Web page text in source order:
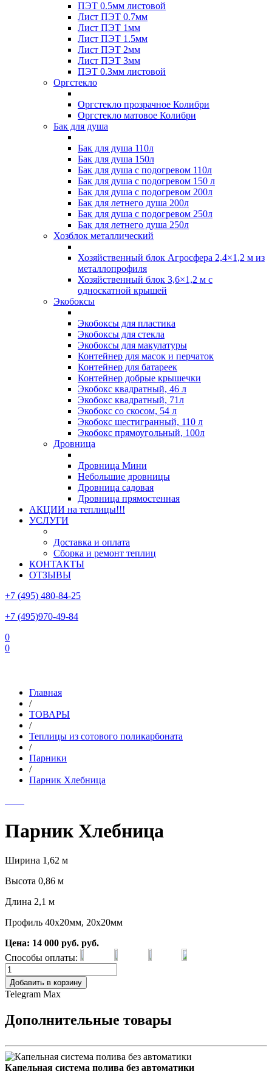
ПЭТ 0.5мм листовой
Лист ПЭТ 0.7мм
Лист ПЭТ 1мм
Лист ПЭТ 1.5мм
Лист ПЭТ 2мм
Лист ПЭТ 3мм
ПЭТ 0.3мм листовой
Оргстекло
Оргстекло прозрачное Колибри
Оргстекло матовое Колибри
Бак для душа
Бак для душа 110л
Бак для душа 150л
Бак для душа с подогревом 110л
Бак для душа с подогревом 150 л
Бак для душа с подогревом 200л
Бак для летнего душа 200л
Бак для душа с подогревом 250л
Бак для летнего душа 250л
Хозблок металлический
Хозяйственный блок Агросфера 2,4×1,2 м из
металлопрофиля
Хозяйственный блок 3,6×1,2 м с
односкатной крышей
Экобоксы
Экобоксы для пластика
Экобоксы для стекла
Экобоксы для макулатуры
Контейнер для масок и перчаток
Контейнер для батареек
Контейнер добрые крышечки
Экобокс квадратный, 46 л
Экобокс квадратный, 71л
Экобокс со скосом, 54 л
Экобокс шестигранный, 110 л
Экобокс прямоугольный, 100л
Дровница
Дровница Мини
Небольшие дровницы
Дровница садовая
Дровница прямостенная
АКЦИИ на теплицы!!!
УСЛУГИ
Доставка и оплата
Сборка и ремонт теплиц
КОНТАКТЫ
ОТЗЫВЫ
+7 (495) 480-84-25
+7 (495)970-49-84
0
0
Главная
/
ТОВАРЫ
/
Теплицы из сотового поликарбоната
/
Парники
/
Парник Хлебница
Парник Хлебница
Ширина 1,62 м
Высота 0,86 м
Длина 2,1 м
Профиль 40x20мм, 20x20мм
Цена: 14 000 руб. руб.
Способы оплаты:
Добавить в корзину
Telegram Max
Дополнительные товары
Капельная система полива без автоматики